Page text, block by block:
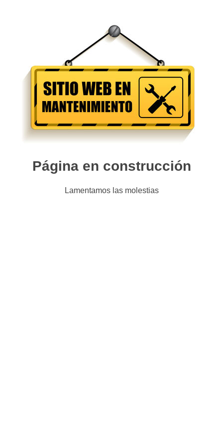
Página en construcción
Lamentamos las molestias